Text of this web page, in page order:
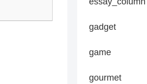
gadget
game
gourmet